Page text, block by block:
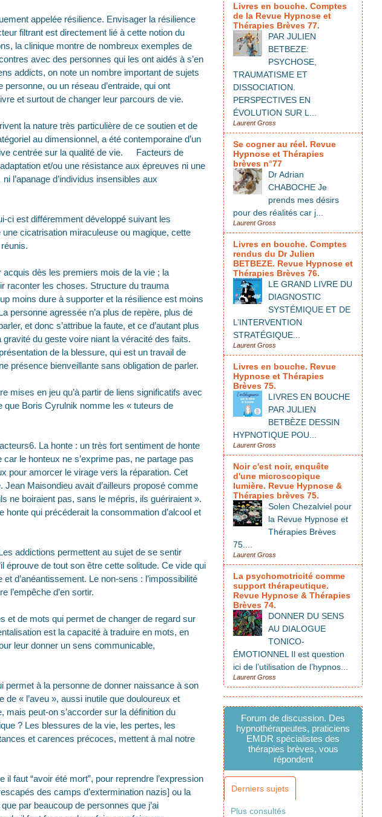
appelée résilience. Envisager la résilience
filtrant est directement lié à cette notion du
la clinique montre de nombreux exemples de
avec des personnes qui les ont aidés à s’en
addicts, on note un nombre important de sujets
ou un réseau d’entraide, qui ont
et surtout de changer leur parcours de vie.
la nature très particulière de ce soutien et de
au dimensionnel, a été contemporaine d’un
centrée sur la qualité de vie. Facteurs de
et/ou une résistance aux épreuves ni une
l’apanage d’individus insensibles aux
ci est différemment développé suivant les
cicatrisation miraculeuse ou magique, cette
acquis dès les premiers mois de la vie ; la
raconter les choses. Structure du trauma
moins dure à supporter et la résilience est moins
personne agressée n’a plus de repère, plus de
et donc s’attribue la faute, et ce d’autant plus
gravité du geste voire niant la véracité des faits.
de la blessure, qui est un travail de
présence bienveillante sans obligation de parler.
mises en jeu qu’à partir de liens significatifs avec
que Boris Cyrulnik nomme les « tuteurs de
La honte : un très fort sentiment de honte
le honteux ne s’exprime pas, ne partage pas
pour amorcer le virage vers la réparation. Cet
Maisondieu avait d’ailleurs proposé comme
ne boiraient pas, sans le mépris, ils guériraient ».
honte qui précéderait la consommation d’alcool et
addictions permettent au sujet de se sentir
éprouve de tout son être cette solitude. Ce vide qui
d’anéantissement. Le non-sens : l’impossibilité
l’empêche d’en sortir.
et de mots qui permet de changer de regard sur
est la capacité à traduire en mots, en
leur donner un sens communicable,
permet à la personne de donner naissance à son
« l’aveu », aussi inutile que douloureux et
mais peut-on s’accorder sur la définition du
? Les blessures de la vie, les pertes, les
et carences précoces, mettent à mal notre
faut “avoir été mort”, pour reprendre l’expression
des camps d’extermination nazis] ou la
par beaucoup de personnes que j’ai
Livres en bouche. Comptes
de la Revue Hypnose et
Thérapies Brèves 77.
PAR JULIEN
BETBEZE:
PSYCHOSE,
TRAUMATISME ET
DISSOCIATION.
PERSPECTIVES EN
ÉVOLUTION SUR L...
Laurent Gross
Se cogner au réel. Revue
Hypnose et Thérapies
brèves n°77
Dr Adrian
CHABOCHE Je
prends mes désirs
pour des réalités car j...
Laurent Gross
Livres en bouche. Comptes
rendus du Dr Julien
BETBEZE. Revue Hypnose et
Thérapies Brèves 76.
LE GRAND LIVRE DU
DIAGNOSTIC
SYSTÉMIQUE ET DE
L’INTERVENTION
STRATÉGIQUE...
Laurent Gross
Livres en bouche. Revue
Hypnose et Thérapies
Brèves 75.
LIVRES EN BOUCHE
PAR JULIEN
BETBÈZE DESSIN
HYPNOTIQUE POU...
Laurent Gross
Noir c'est noir, enquête
d'une microscopique
lumière. Revue Hypnose &
Thérapies brèves 75.
Solen Chezalviel pour
la Revue Hypnose et
Thérapies Brèves
75....
Laurent Gross
La psychomotricité comme
support thérapeutique.
Revue Hypnose & Thérapies
Brèves 74.
DONNER DU SENS
AU DIALOGUE
TONICO-
ÉMOTIONNEL Il est question
ici de l’utilisation de l’hypnos...
Laurent Gross
Forum de discussion. Des
hypnothérapeutes, praticiens
EMDR spécialistes des
thérapies brèves, vous
répondent
Derniers sujets
Plus consultés